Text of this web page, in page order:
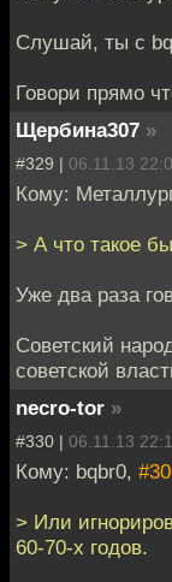
Слушай, ты с
Говори прямо
Щербина307 »
#329 | 06.11.13
Кому:
> А что такое
Уже два раза
Советский
советской
necro-tor »
#330 | 06.11.13
Кому: bqbr0,
> Или
60-70-х годов.